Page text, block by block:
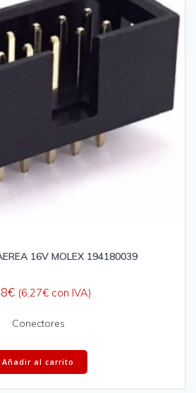
16V MOLEX 194180039
€ (6,27€ con IVA)
Conectores
Añadir al carrito